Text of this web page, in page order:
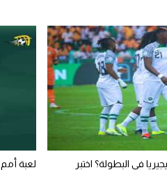
في البطولة؟ اختبر